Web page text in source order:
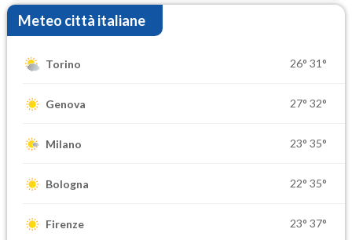
Meteo città italiane
Torino 26° 31°
Genova 27° 32°
Milano 23° 35°
Bologna 22° 35°
Firenze 23° 37°